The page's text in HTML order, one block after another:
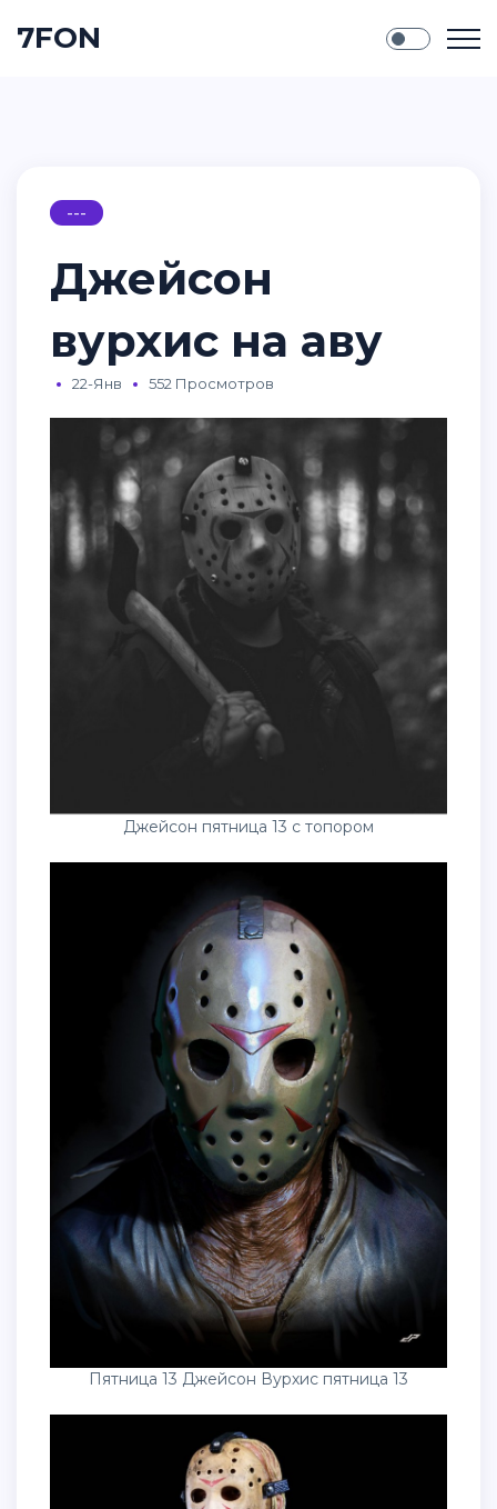
7FON
---
Джейсон
вурхис на аву
22-Янв 552 Просмотров
Джейсон пятница 13 с топором
Пятница 13 Джейсон Вурхис пятница 13